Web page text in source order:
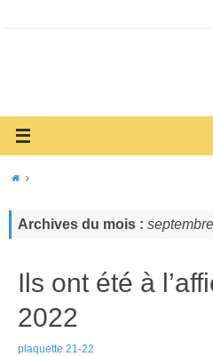
Archives du mois :
Ils ont été à
2022
plaquette 21-22